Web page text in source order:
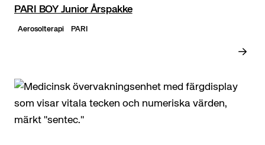
PARI BOY Junior Årspakke
Aerosolterapi PARI